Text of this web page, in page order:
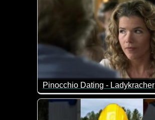
Pinocchio Dating - Ladykracher